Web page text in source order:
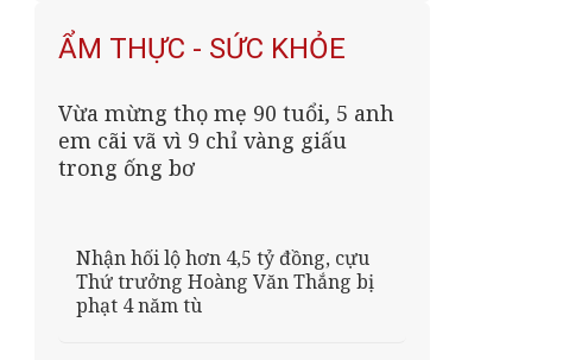
ẨM THỰC - SỨC KHỎE
Vừa mừng thọ mẹ 90 tuổi, 5 anh
em cãi vã vì 9 chỉ vàng giấu
trong ống bơ
Nhận hối lộ hơn 4,5 tỷ đồng, cựu
Thứ trưởng Hoàng Văn Thắng bị
phạt 4 năm tù